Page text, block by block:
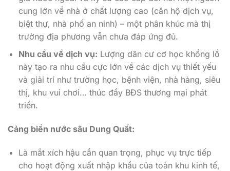
cung lớn về nhà ở chất lượng cao (căn hộ dịch vụ,
biệt thự, nhà phố an ninh) – một phân khúc mà thị
trường địa phương vẫn chưa đáp ứng đủ.
Nhu cầu về dịch vụ: Lượng dân cư cơ học khổng lồ
này tạo ra nhu cầu cực lớn về các dịch vụ thiết yếu
và giải trí như trường học, bệnh viện, nhà hàng, siêu
thị, khu vui chơi… thúc đẩy BĐS thương mại phát
triển.
Cảng biển nước sâu Dung Quất:
Là mắt xích hậu cần quan trọng, phục vụ trực tiếp
cho hoạt động xuất nhập khẩu của toàn khu kinh tế,